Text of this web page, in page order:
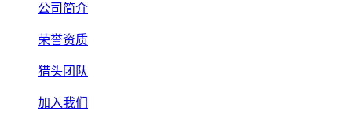
公司简介
荣誉资质
猎头团队
加入我们